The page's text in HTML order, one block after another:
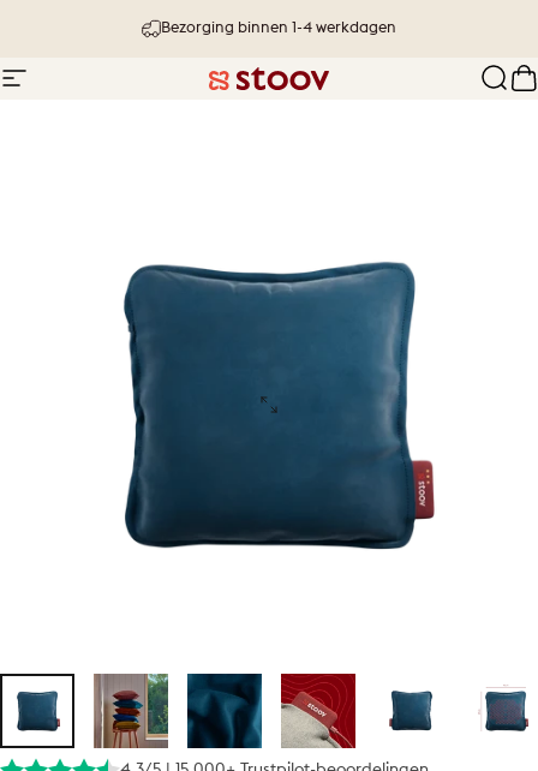
Bezorging binnen 1-4 werkdagen
Site navigatie Stoov® | Cordless Heated Cushions